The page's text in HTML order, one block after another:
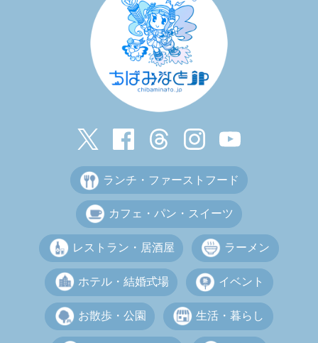
ランチ・ファーストフード
カフェ・パン・スイーツ
レストラン・居酒屋 ラーメン
ホテル・結婚式場 イベント
お散歩・公園 生活・暮らし